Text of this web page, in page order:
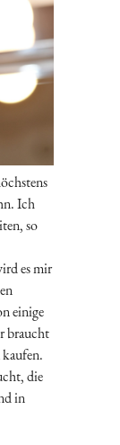
Ich
so
es mir
einige
braucht
die
in